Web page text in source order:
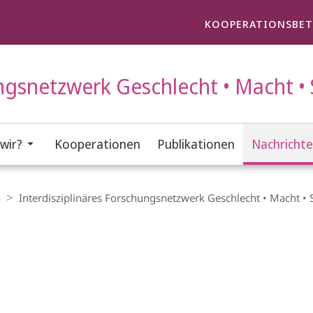
Geschlecht • Macht •
Kooperationen Publikationen
Interdisziplinäres Forschungsnetzwerk Geschlecht • Macht •